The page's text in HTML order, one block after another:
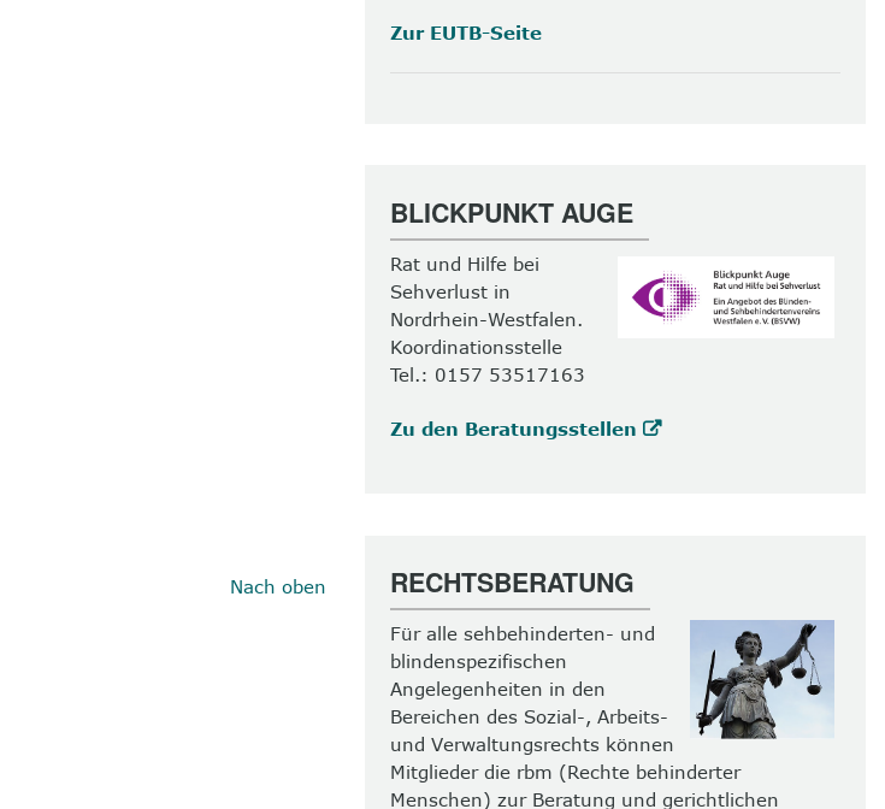
Nach oben
Zur EUTB-Seite
BLICKPUNKT AUGE
Rat und Hilfe bei
Sehverlust in
Nordrhein-Westfalen.
Koordinationsstelle
Tel.: 0157 53517163
Zu den Beratungsstellen
RECHTSBERATUNG
Für alle sehbehinderten- und
blindenspezifischen
Angelegenheiten in den
Bereichen des Sozial-, Arbeits-
und Verwaltungsrechts können
Mitglieder die rbm (Rechte behinderter
Menschen) zur Beratung und gerichtlichen